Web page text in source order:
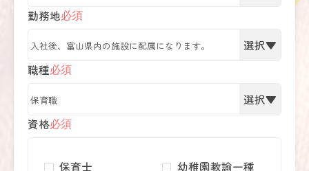
勤務地必須
職種必須
資格必須
保育士
幼稚園教諭一種